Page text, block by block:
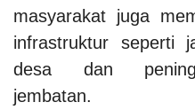
masyarakat juga
infrastruktur seperti
desa dan
jembatan.